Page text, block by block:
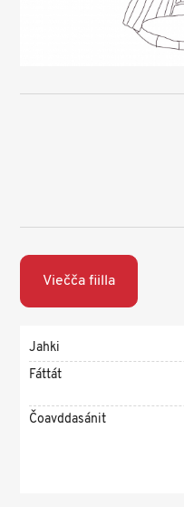
Viečča fiilla
Jahki
Fáttát
Čoavddasánit